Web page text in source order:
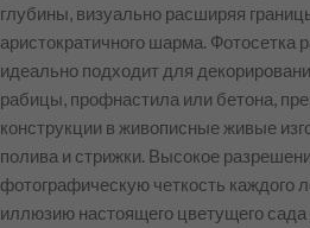
глубины, визуально расширяя
аристократичного шарма. Фотосетка
идеально подходит для
рабицы, профнастила или бетона,
конструкции в живописные живые
полива и стрижки. Высокое
фотографическую четкость каждого
иллюзию настоящего цветущего